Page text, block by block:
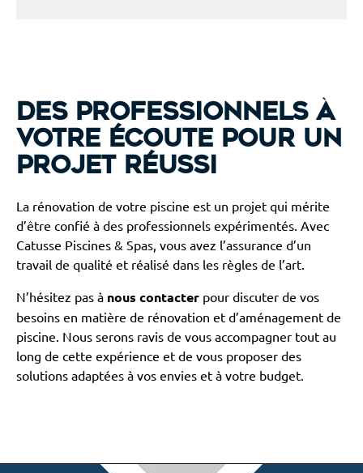
Des professionnels à
votre écoute pour un
projet réussi
La rénovation de votre piscine est un projet qui mérite
d’être confié à des professionnels expérimentés. Avec
Catusse Piscines & Spas, vous avez l’assurance d’un
travail de qualité et réalisé dans les règles de l’art.
N’hésitez pas à nous contacter pour discuter de vos
besoins en matière de rénovation et d’aménagement de
piscine. Nous serons ravis de vous accompagner tout au
long de cette expérience et de vous proposer des
solutions adaptées à vos envies et à votre budget.